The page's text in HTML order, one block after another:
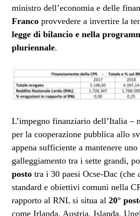
ministro dell’economia e delle
Franco provvedere a invertire la
legge di bilancio e nella
pluriennale.
L’impegno finanziario dell’Italia –
per la cooperazione pubblica allo
appena sufficiente a mantenere uno
galleggiamento tra i sette grandi,
posto tra i 30 paesi Ocse-Dac (che
standard e obiettivi comuni nella
rapporto al RNL si situa al 20°
come Irlanda, Austria, Islanda,